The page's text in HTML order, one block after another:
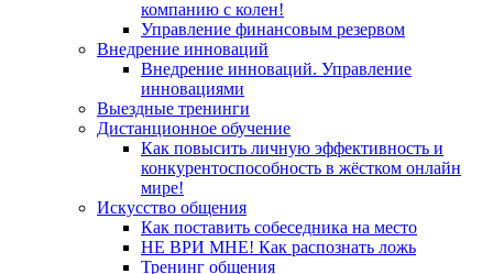
компанию с колен!
Управление финансовым резервом
Внедрение инноваций
Внедрение инноваций. Управление
инновациями
Выездные тренинги
Дистанционное обучение
Как повысить личную эффективность и
конкурентоспособность в жёстком онлайн
мире!
Искусство общения
Как поставить собеседника на место
НЕ ВРИ МНЕ! Как распознать ложь
Тренинг общения